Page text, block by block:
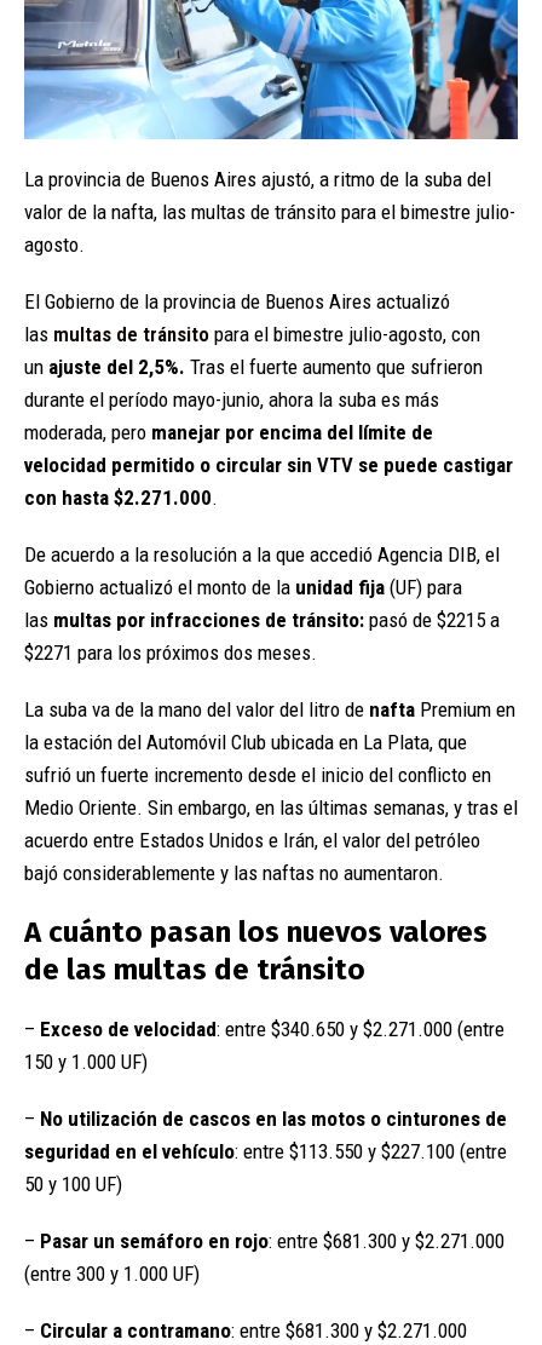
La provincia de Buenos Aires ajustó, a ritmo de la suba del
valor de la nafta, las multas de tránsito para el bimestre julio-
agosto.
El Gobierno de la provincia de Buenos Aires actualizó
las multas de tránsito para el bimestre julio-agosto, con
un ajuste del 2,5%. Tras el fuerte aumento que sufrieron
durante el período mayo-junio, ahora la suba es más
moderada, pero manejar por encima del límite de
velocidad permitido o circular sin VTV se puede castigar
con hasta $2.271.000.
De acuerdo a la resolución a la que accedió Agencia DIB, el
Gobierno actualizó el monto de la unidad fija (UF) para
las multas por infracciones de tránsito: pasó de $2215 a
$2271 para los próximos dos meses.
La suba va de la mano del valor del litro de nafta Premium en
la estación del Automóvil Club ubicada en La Plata, que
sufrió un fuerte incremento desde el inicio del conflicto en
Medio Oriente. Sin embargo, en las últimas semanas, y tras el
acuerdo entre Estados Unidos e Irán, el valor del petróleo
bajó considerablemente y las naftas no aumentaron.
A cuánto pasan los nuevos valores
de las multas de tránsito
– Exceso de velocidad: entre $340.650 y $2.271.000 (entre
150 y 1.000 UF)
– No utilización de cascos en las motos o cinturones de
seguridad en el vehículo: entre $113.550 y $227.100 (entre
50 y 100 UF)
– Pasar un semáforo en rojo: entre $681.300 y $2.271.000
(entre 300 y 1.000 UF)
– Circular a contramano: entre $681.300 y $2.271.000